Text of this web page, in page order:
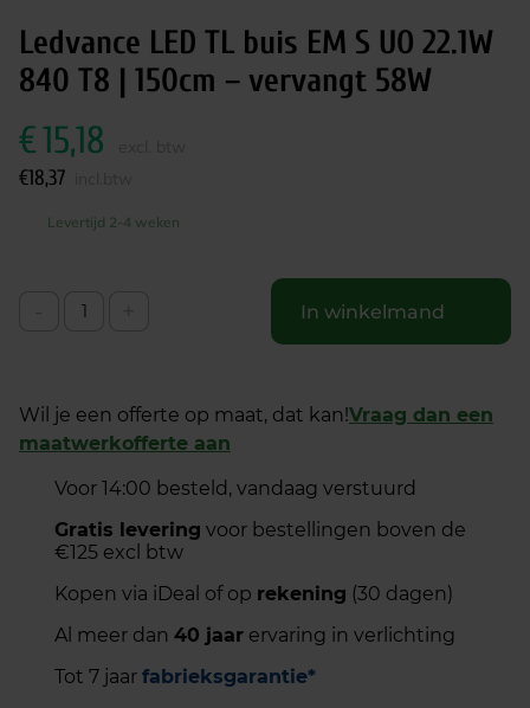
Ledvance LED TL buis EM S UO 22.1W
840 T8 | 150cm – vervangt 58W
€15,18
€18,37
Levertijd 2-4 weken
In winkelmand
Wil je een offerte op maat, dat kan!Vraag dan een
maatwerkofferte aan
Voor 14:00 besteld, vandaag verstuurd
Gratis levering voor bestellingen boven de
€125 excl btw
Kopen via iDeal of op rekening (30 dagen)
Al meer dan 40 jaar ervaring in verlichting
Tot 7 jaar fabrieksgarantie*